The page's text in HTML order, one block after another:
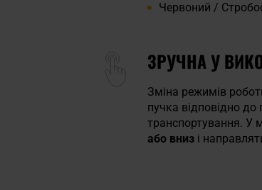
Червоний /
ЗРУЧНА У
Зміна режимів
пучка відповідно до
транспортування. У
або вниз і